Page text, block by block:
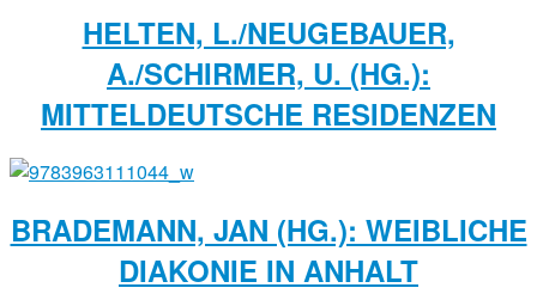
HELTEN, L./NEUGEBAUER,
A./SCHIRMER, U. (HG.):
MITTELDEUTSCHE RESIDENZEN
BRADEMANN, JAN (HG.): WEIBLICHE
DIAKONIE IN ANHALT